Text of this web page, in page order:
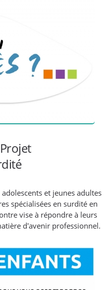
et jeunes adultes
spécialisées en surdité en
vise à répondre à leurs
d'avenir professionnel.